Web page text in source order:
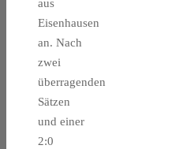
aus
Eisenhausen
an. Nach
zwei
überragenden
Sätzen
und einer
2:0